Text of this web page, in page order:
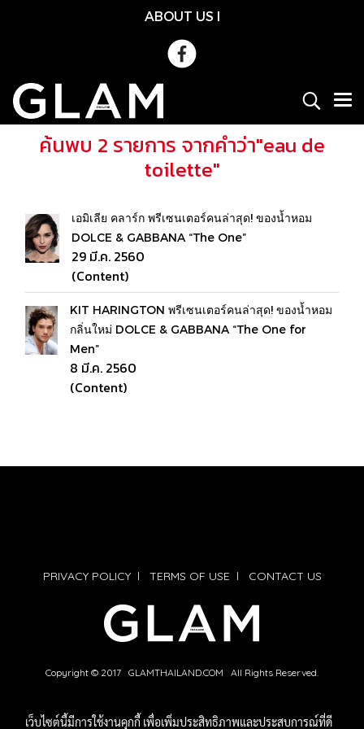
ABOUT US l
ค้นพบ 2 รายการ จากคำว่า"eau de
toilette"
เอมิเลีย คลาร์ก พรีเซนเตอร์คนล่าสุด! ของน้ำหอม
DOLCE & GABBANA “The One”
29 มี.ค. 2560
(Content)
KIT HARINGTON พรีเซนเตอร์คนล่าสุด! ของน้ำหอม
กลิ่นใหม่ DOLCE & GABBANA “The One for
Men”
8 มี.ค. 2560
(Content)
PRIVACY POLICYl TERMS OF USE l CONTACT US
Copyright © 2017 GLAMTHAILAND.COM All Rights Reserved.
เว็บไซต์นี้มีการใช้งานคุกกี้ เพื่อเพิ่มประสิทธิภาพและประสบการณ์ที่ดี